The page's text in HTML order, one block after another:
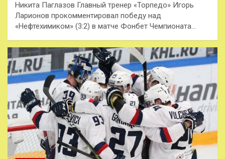
Никита Паглазов Главный тренер «Торпедо» Игорь
Ларионов прокомментировал победу над
«Нефтехимиком» (3:2) в матче Фонбет Чемпионата…